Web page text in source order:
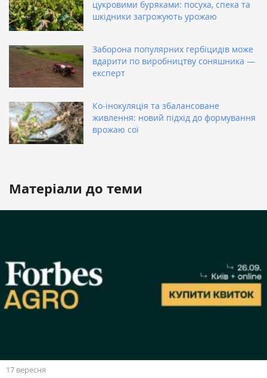
цукровими буряками: посуха, спека та
шкідники загрожують урожаю
Заборона популярних гербіцидів може
вдарити по виробництву соняшника —
експерт
Ко-інокуляція та збалансоване
живлення: новий підхід до формування
врожаю сої
Матеріали до теми
17 вересня